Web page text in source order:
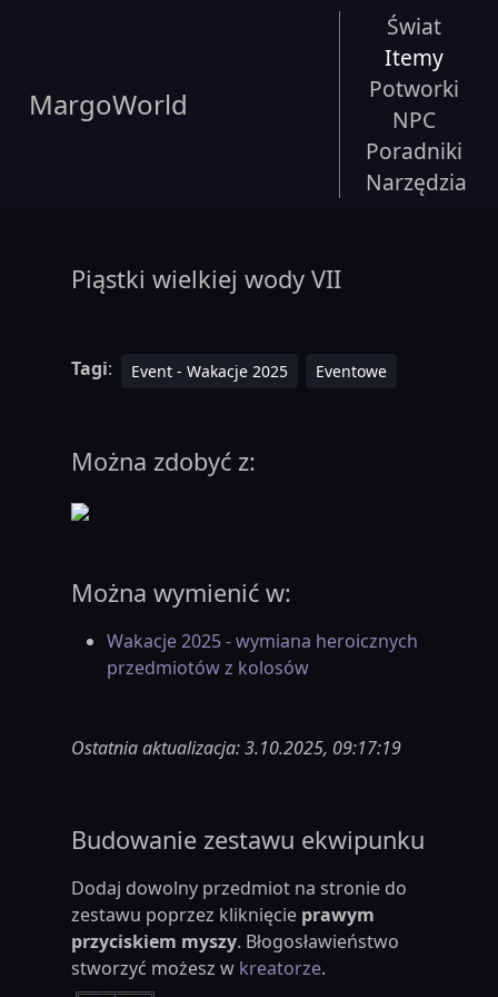
MargoWorld
Świat
Itemy
Potworki
NPC
Poradniki
Narzędzia
Piąstki wielkiej wody VII
Tagi: Event - Wakacje 2025 Eventowe
Można zdobyć z:
Można wymienić w:
Wakacje 2025 - wymiana heroicznych
przedmiotów z kolosów
Ostatnia aktualizacja: 3.10.2025, 09:17:19
Budowanie zestawu ekwipunku
Dodaj dowolny przedmiot na stronie do
zestawu poprzez kliknięcie prawym
przyciskiem myszy. Błogosławieństwo
stworzyć możesz w kreatorze.